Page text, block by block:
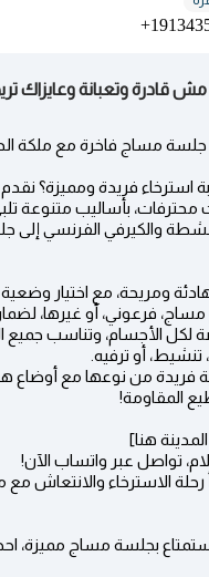
قادرة وتعبانة وعايزاك
مساج فاخرة مع ملكة الدلع
استرخاء فريدة ومميزة؟
محترفات، بأساليب متنوعة
والكيرفي الفرنسي إلى
ومريحة، مع اختيار
فرعوني، أو غيرها،
لكل الأجسام، وتناسب جميع
أو ترفيه.
فريدة من نوعها مع أوضاع
المقاومة!
هنا]
تواصل عبر واتساب الآن!
رحلة الاسترخاء والانتعاش مع
بجلسة مساج مميزة،